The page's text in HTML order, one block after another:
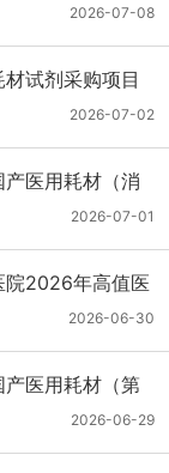
2026-07-08
试剂采购项目
告
2026-07-02
医用耗材（消
目单一来源公
2026-07-01
院2026年高值医
公开招标公告
2026-06-30
医用耗材（第
告
2026-06-29